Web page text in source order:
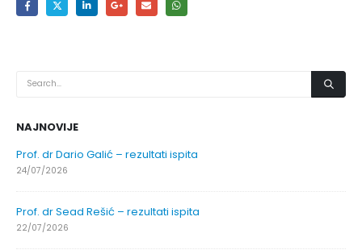
NAJNOVIJE
Prof. dr Dario Galić – rezultati ispita
24/07/2026
Prof. dr Sead Rešić – rezultati ispita
22/07/2026